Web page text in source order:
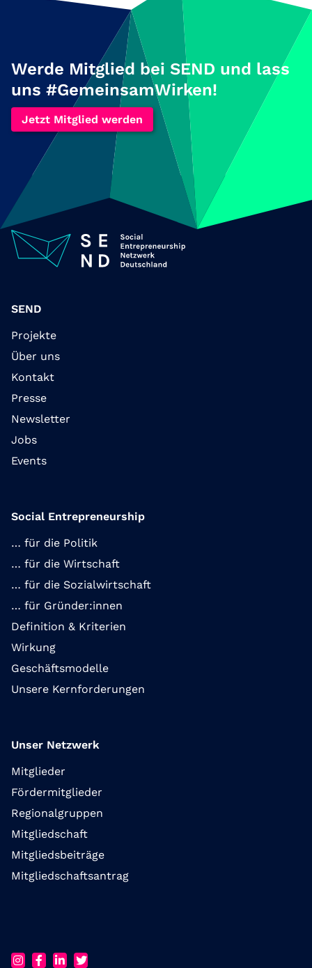
Werde Mitglied bei SEND und lass
uns #GemeinsamWirken!
Jetzt Mitglied werden
SEND
Projekte
Über uns
Kontakt
Presse
Newsletter
Jobs
Events
Social Entrepreneurship
… für die Politik
… für die Wirtschaft
… für die Sozialwirtschaft
… für Gründer:innen
Definition & Kriterien
Wirkung
Geschäftsmodelle
Unsere Kernforderungen
Unser Netzwerk
Mitglieder
Fördermitglieder
Regionalgruppen
Mitgliedschaft
Mitgliedsbeiträge
Mitgliedschaftsantrag